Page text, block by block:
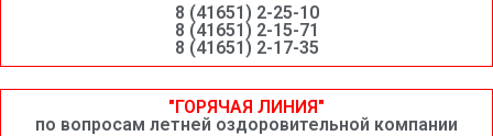
8 (41651) 2-25-10
8 (41651) 2-15-71
8 (41651) 2-17-35
"ГОРЯЧАЯ ЛИНИЯ"
по вопросам летней оздоровительной компании